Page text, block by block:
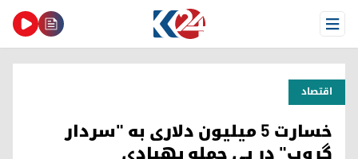
Open Menu
اقتصاد
خسارت ۵ میلیون دلاری به "سردار